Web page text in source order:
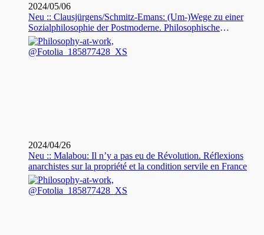
2024/05/06
Neu :: Clausjürgens/Schmitz-Emans: (Um-)Wege zu einer
Sozialphilosophie der Postmoderne. Philosophische
Exkursionen
2024/04/26
Neu :: Malabou: Il n’y a pas eu de Révolution. Réflexions
anarchistes sur la propriété et la condition servile en France